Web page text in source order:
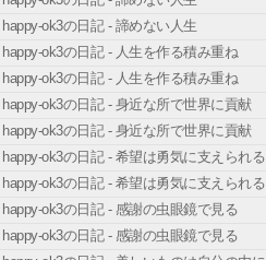
happy-ok3の日記 - 諦めない人生
happy-ok3の日記 - 人生を作る積み重ね
happy-ok3の日記 - 人生を作る積み重ね
happy-ok3の日記 - 身近な所で世界に貢献
happy-ok3の日記 - 身近な所で世界に貢献
happy-ok3の日記 - 希望は勇気に支えられる
happy-ok3の日記 - 希望は勇気に支えられる
happy-ok3の日記 - 感謝の虫眼鏡で見る
happy-ok3の日記 - 感謝の虫眼鏡で見る